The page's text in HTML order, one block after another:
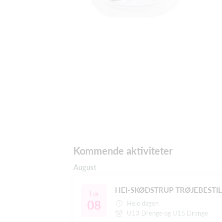
Kommende aktiviteter
August
Lør
08
HEI-SKØDSTRUP
Hele dagen
U13 Drenge og U15 Drenge